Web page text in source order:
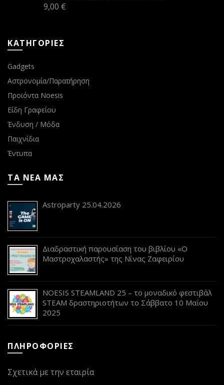
9,00 €
ΚΑΤΗΓΟΡΙΕΣ
Gadgets
Αστρονομία/Παρατήρηση
Προϊόντα Noesis
Είδη Γραφείου
Ένδυση / Μόδα
Παιχνίδια
Έντυπα
ΤΑ ΝΕΑ ΜΑΣ
Astroparty 25.04.2026
Διαδραστική παρουσίαση του βιβλίου «Ο
Μαστροχαλαστής» της Νίνας Ζαφειρίου
NOESIS STEAMLAND 25 – το μοναδικό φεστιβάλ
STEAM δραστηριοτήτων το Σάββατο 10 Μαΐου
2025
ΠΛΗΡΟΦΟΡΙΕΣ
Σχετικά με την εταιρία